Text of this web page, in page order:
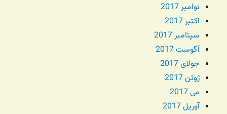
نوامبر 2017
اکتبر 2017
سپتامبر 2017
آگوست 2017
جولای 2017
ژوئن 2017
می 2017
آوریل 2017